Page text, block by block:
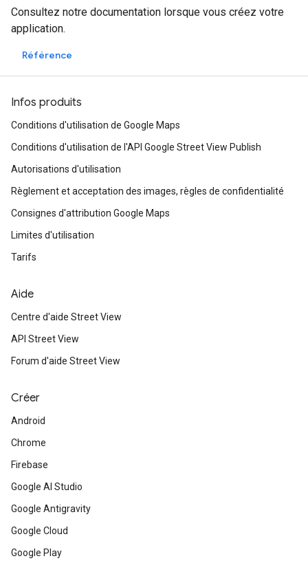
Consultez notre documentation lorsque vous créez votre
application.
Référence
Infos produits
Conditions d'utilisation de Google Maps
Conditions d'utilisation de l'API Google Street View Publish
Autorisations d'utilisation
Règlement et acceptation des images, règles de confidentialité
Consignes d'attribution Google Maps
Limites d'utilisation
Tarifs
Aide
Centre d'aide Street View
API Street View
Forum d'aide Street View
Créer
Android
Chrome
Firebase
Google AI Studio
Google Antigravity
Google Cloud
Google Play